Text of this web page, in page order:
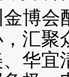
博
汇聚
华宜